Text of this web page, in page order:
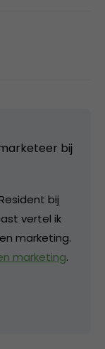
bij
bij
vertel ik
marketing.
marketing.